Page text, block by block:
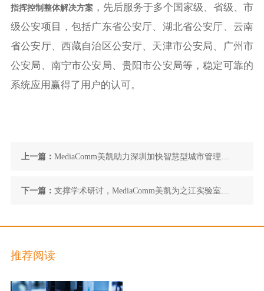
指挥控制整体解决方案 ，先后服务于多个国家级、省级、市
级公安项目，包括广东省公安厅、湖北省公安厅、云南
省公安厅、西藏自治区公安厅、天津市公安局、广州市
公安局、南宁市公安局、贵阳市公安局等，稳定可靠的
系统应用赢得了用户的认可。
上一篇： MediaComm美凯助力深圳加快智慧型城市管理建
设
下一篇： 支撑学术研讨，MediaComm美凯为之江实验室交
推荐阅读